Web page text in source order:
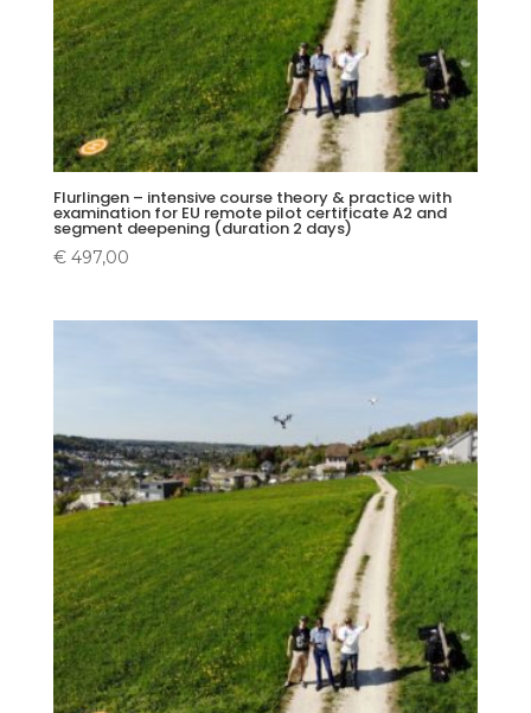
Flurlingen – intensive course theory & practice with
examination for EU remote pilot certificate A2 and
segment deepening (duration 2 days)
€497,00